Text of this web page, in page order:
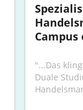
"...Das
Duale